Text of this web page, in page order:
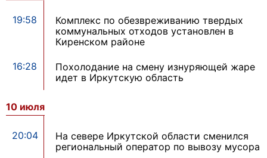
19:58
Комплекс по обезвреживанию твердых
коммунальных отходов установлен в
Киренском районе
16:28
Похолодание на смену изнуряющей жаре
идет в Иркутскую область
10 июля
20:04
На севере Иркутской области сменился
региональный оператор по вывозу мусора